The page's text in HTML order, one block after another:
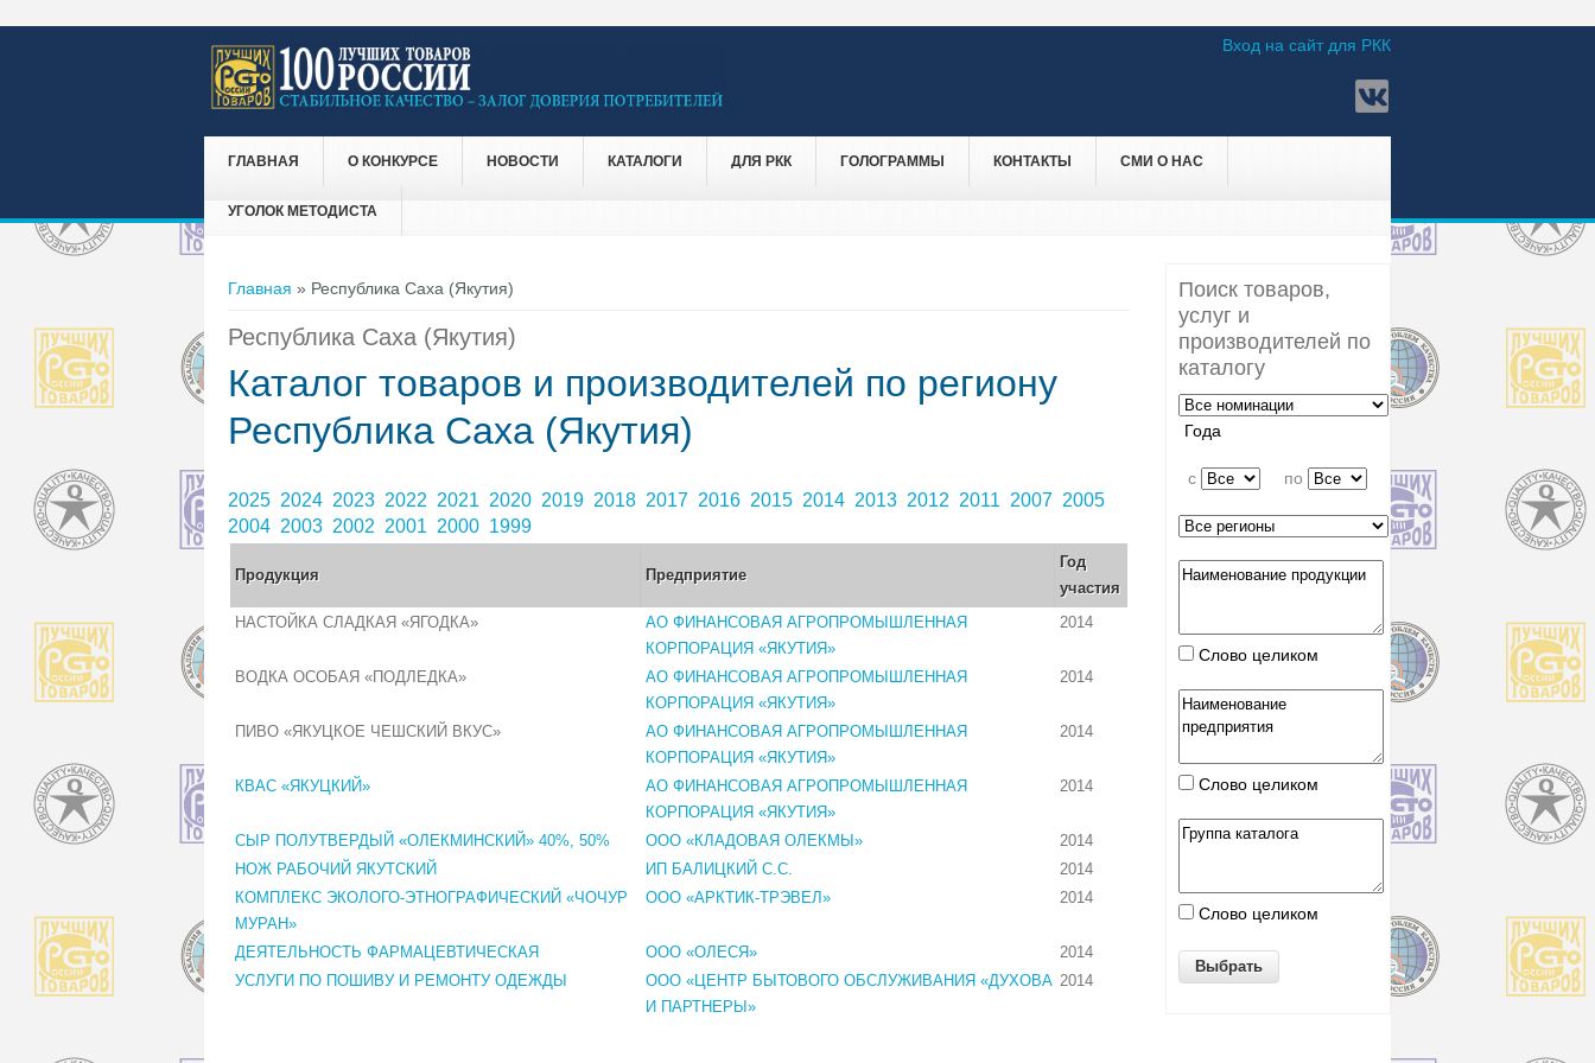
Вход на сайт для РКК
ГЛАВНАЯ О КОНКУРСЕ НОВОСТИ КАТАЛОГИ ДЛЯ РКК ГОЛОГРАММЫ КОНТАКТЫ СМИ О НАС
УГОЛОК МЕТОДИСТА
Вы здесь
Главная » Республика Саха (Якутия)
Республика Саха (Якутия)
Каталог товаров и производителей по региону
Республика Саха (Якутия)
2025 2024 2023 2022 2021 2020 2019 2018 2017 2016 2015 2014 2013 2012 2011 2007 2005
2004 2003 2002 2001 2000 1999
Продукция Предприятие
Год
участия
НАСТОЙКА СЛАДКАЯ «ЯГОДКА»
АО ФИНАНСОВАЯ АГРОПРОМЫШЛЕННАЯ
КОРПОРАЦИЯ «ЯКУТИЯ»
2014
ВОДКА ОСОБАЯ «ПОДЛЕДКА»
АО ФИНАНСОВАЯ АГРОПРОМЫШЛЕННАЯ
КОРПОРАЦИЯ «ЯКУТИЯ»
2014
ПИВО «ЯКУЦКОЕ ЧЕШСКИЙ ВКУС»
АО ФИНАНСОВАЯ АГРОПРОМЫШЛЕННАЯ
КОРПОРАЦИЯ «ЯКУТИЯ»
2014
КВАС «ЯКУЦКИЙ»
АО ФИНАНСОВАЯ АГРОПРОМЫШЛЕННАЯ
КОРПОРАЦИЯ «ЯКУТИЯ»
2014
СЫР ПОЛУТВЕРДЫЙ «ОЛЕКМИНСКИЙ» 40%, 50% ООО «КЛАДОВАЯ ОЛЕКМЫ»
2014
НОЖ РАБОЧИЙ ЯКУТСКИЙ
ИП БАЛИЦКИЙ С.С.
2014
КОМПЛЕКС ЭКОЛОГО-ЭТНОГРАФИЧЕСКИЙ «ЧОЧУР
МУРАН»
ООО «АРКТИК-ТРЭВЕЛ» 2014
ДЕЯТЕЛЬНОСТЬ ФАРМАЦЕВТИЧЕСКАЯ ООО «ОЛЕСЯ»
2014
УСЛУГИ ПО ПОШИВУ И РЕМОНТУ ОДЕЖДЫ
ООО «ЦЕНТР БЫТОВОГО ОБСЛУЖИВАНИЯ «ДУХОВА
И ПАРТНЕРЫ»
2014
Поиск товаров,
услуг и
производителей по
каталогу
Года
c по
Слово целиком
Слово целиком
Слово целиком